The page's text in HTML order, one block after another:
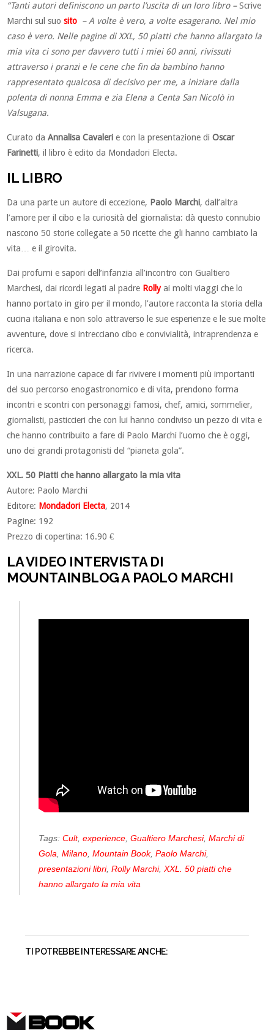
“Tanti autori definiscono un parto l’uscita di un loro libro –Scrive
Marchi sul suosito – A volte è vero, a volte esagerano. Nel mio
caso è vero. Nelle pagine di XXL, 50 piatti che hanno allargato la
mia vita ci sono per davvero tutti i miei 60 anni, rivissuti
attraverso i pranzi e le cene che fin da bambino hanno
rappresentato qualcosa di decisivo per me, a iniziare dalla
polenta di nonna Emma e zia Elena a Centa San Nicolò in
Valsugana.
Curato daAnnalisa Cavaleri e con la presentazione di Oscar
Farinetti, il libro è edito da Mondadori Electa.
IL LIBRO
Da una parte un autore di eccezione, Paolo Marchi, dall’altra
l’amore per il cibo e la curiosità del giornalista: dà questo connubio
nascono 50 storie collegate a 50 ricette che gli hanno cambiato la
vita… e il girovita.
Dai profumi e sapori dell’infanzia all’incontro con Gualtiero
Marchesi, dai ricordi legati al padre Rollyai molti viaggi che lo
hanno portato in giro per il mondo, l’autore racconta la storia della
cucina italiana e non solo attraverso le sue esperienze e le sue molte
avventure, dove si intrecciano cibo e convivialità, intraprendenza e
ricerca.
In una narrazione capace di far rivivere i momenti più importanti
del suo percorso enogastronomico e di vita, prendono forma
incontri e scontri con personaggi famosi, chef, amici, sommelier,
giornalisti, pasticcieri che con lui hanno condiviso un pezzo di vita e
che hanno contribuito a fare di Paolo Marchi l’uomo che è oggi,
uno dei grandi protagonisti del “pianeta gola”.
XXL.50 Piatti che hanno allargato la mia vita
Autore: Paolo Marchi
Editore: Mondadori Electa, 2014
Pagine: 192
Prezzo di copertina: 16.90 €
LA VIDEO INTERVISTA DI
MOUNTAINBLOG A PAOLO MARCHI
Tags:Cult,experience ,Gualtiero Marchesi,Marchi di
Gola ,Milano ,Mountain Book,Paolo Marchi,
presentazioni libri,Rolly Marchi,XXL. 50 piatti che
hanno allargato la mia vita
TI POTREBBE INTERESSARE ANCHE:
BOOK